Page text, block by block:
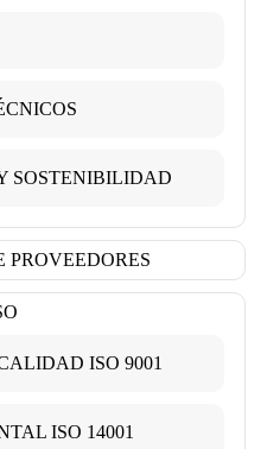
SOSTENIBILIDAD
ISO 9001
ISO 14001